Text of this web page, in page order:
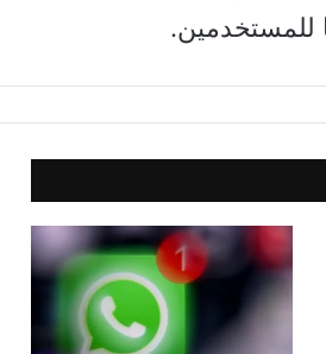
للمستخدمين.